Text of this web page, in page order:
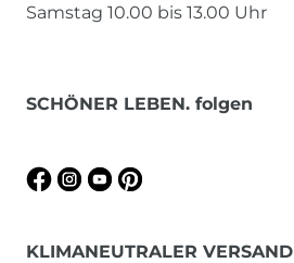
Samstag 10.00 bis 13.00 Uhr
SCHÖNER LEBEN. folgen
KLIMANEUTRALER VERSAND